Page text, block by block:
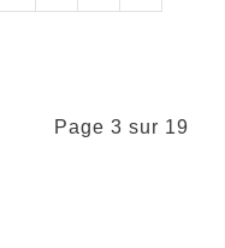
Page 3 sur 19